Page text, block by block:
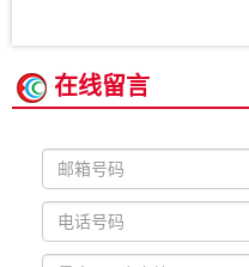
在线留言